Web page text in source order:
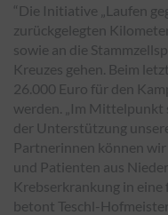
“Die Initiative „Laufen
zurückgelegten
sowie an die
Kreuzes gehen. Beim
26.000 Euro für den
werden. „Im Mittelpunkt
der Unterstützung
Partnerinnen können
und Patienten aus
Krebserkrankung in eine
betont Teschl-